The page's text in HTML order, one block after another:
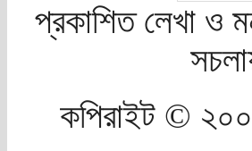
প্রকাশিত লেখা ও
কপিরাইট ©